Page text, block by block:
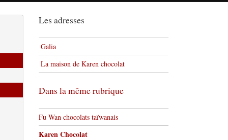
Les adresses
Galia
La maison de Karen chocolat
Dans la même rubrique
Fu Wan chocolats taïwanais
Karen Chocolat